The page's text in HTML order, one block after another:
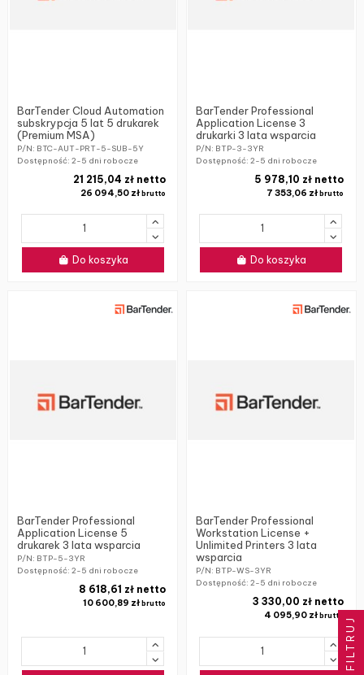
BarTender Cloud Automation
subskrypcja 5 lat 5 drukarek
(Premium MSA)
P/N: BTC-AUT-PRT-5-SUB-5Y
Dostępność:2-5 dni robocze
26 094,50 zł brutto
21 215,04 zł netto
Do koszyka
BarTender Professional
Application License 3
drukarki 3 lata wsparcia
P/N: BTP-3-3YR
Dostępność: 2-5 dni robocze
7 353,06 złbrutto
5 978,10 zł netto
Do koszyka
BarTender Professional
Application License 5
drukarek 3 lata wsparcia
P/N: BTP-5-3YR
Dostępność:2-5 dni robocze
10 600,89 zł brutto
8 618,61 zł netto
BarTender Professional
Workstation License +
Unlimited Printers 3 lata
wsparcia
P/N: BTP-WS-3YR
Dostępność: 2-5 dni robocze
4 095,90 złbrutto
3 330,00 zł netto
FILTRUJ